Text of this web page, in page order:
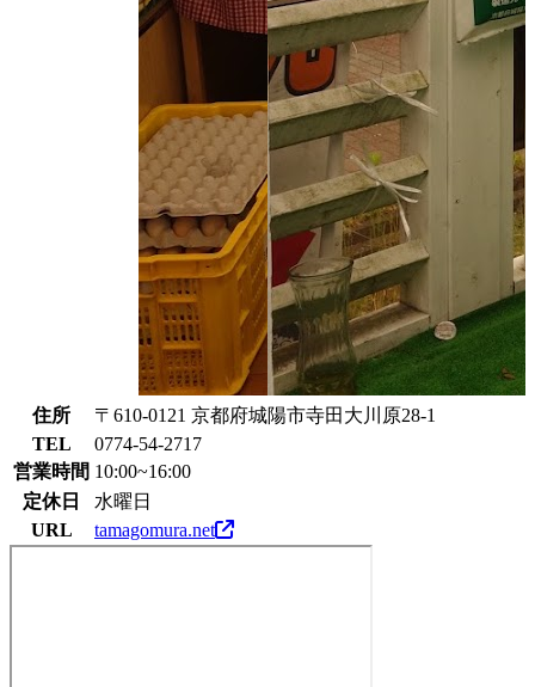
住所
〒610-0121 京都府城陽市寺田大川原28-1
TEL
0774-54-2717
営業時間 10:00~16:00
定休日
水曜日
URL
tamagomura.net